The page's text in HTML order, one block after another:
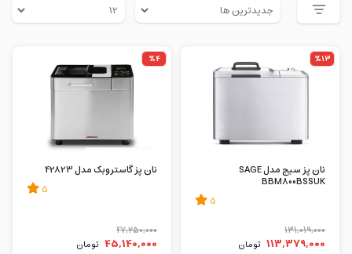
%13
نان پز سیج مدل SAGE
BBM800BSSUK
5
131,019,000
113,379,000 تومان
%4
نان پز گاستروبک مدل 42823
5
47,250,000
45,140,000 تومان